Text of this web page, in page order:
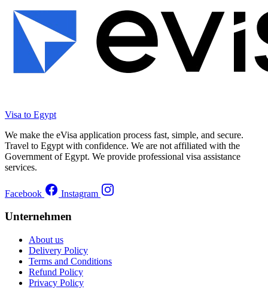
Visa to Egypt
We make the eVisa application process fast, simple, and secure.
Travel to Egypt with confidence. We are not affiliated with the
Government of Egypt. We provide professional visa assistance
services.
Facebook Instagram
Unternehmen
About us
Delivery Policy
Terms and Conditions
Refund Policy
Privacy Policy